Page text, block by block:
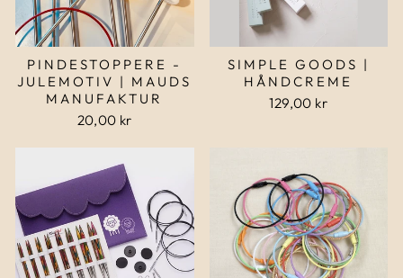
PINDESTOPPERE -
JULEMOTIV | MAUDS
MANUFAKTUR
20,00 kr
SIMPLE GOODS |
HÅNDCREME
129,00 kr